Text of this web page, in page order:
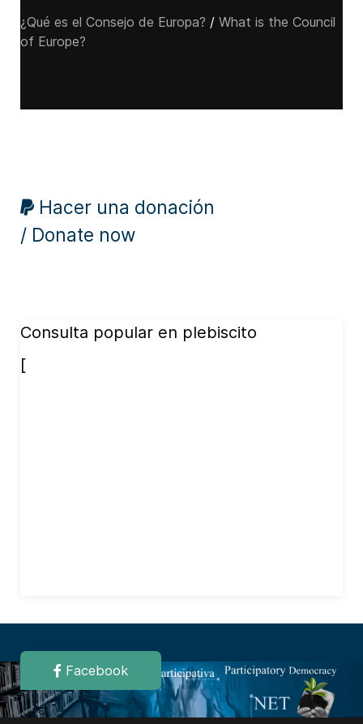
¿Qué es el Consejo de Europa? / What is the Council
of Europe?
Hacer una donación
/ Donate now
Consulta popular en plebiscito
[
Facebook